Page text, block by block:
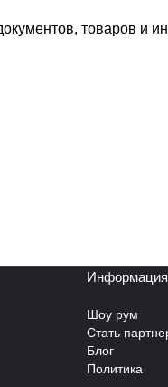
товаров и
Информация
Шоу рум
Стать
Блог
Политика